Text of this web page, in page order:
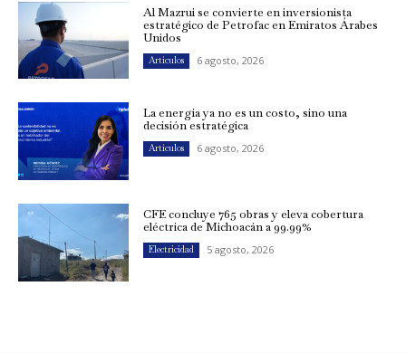
Al Mazrui se convierte en inversionista
estratégico de Petrofac en Emiratos Árabes
Unidos
Artículos 6 agosto, 2026
La energía ya no es un costo, sino una
decisión estratégica
Artículos 6 agosto, 2026
CFE concluye 765 obras y eleva cobertura
eléctrica de Michoacán a 99.99%
Electricidad 5 agosto, 2026